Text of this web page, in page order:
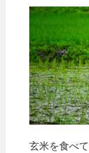
玄米を食べ